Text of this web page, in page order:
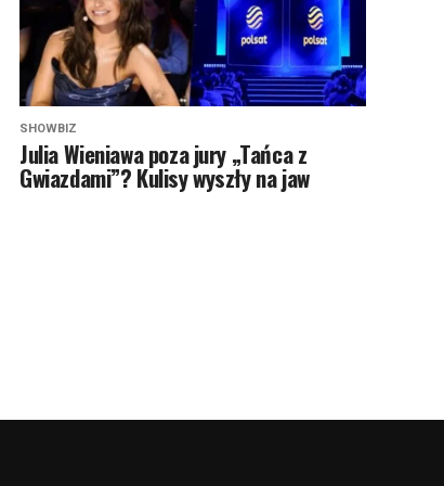
SHOWBIZ
Julia Wieniawa poza jury „Tańca z
Gwiazdami”? Kulisy wyszły na jaw